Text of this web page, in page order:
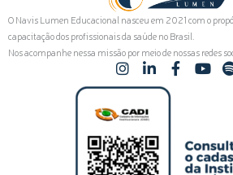
O Navis Lumen Educacional nasceu em 2021 com o
capacitação dos profissionais da saúde no Brasil.
Nos acompanhe nessa missão por meio de nossas redes
I
n
t
a
g
r
a
L
i
k
e
d
i
n
F
a
Y
b
e
p
f